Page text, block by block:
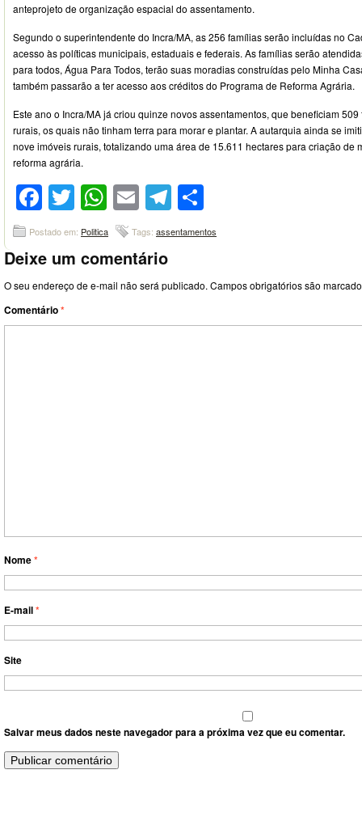
anteprojeto de organização espacial do assentamento.
Segundo o superintendente do Incra/MA, as 256 famílias serão incluídas no
acesso às políticas municipais, estaduais e federais. As famílias serão
para todos, Água Para Todos, terão suas moradias construídas pelo Minha
também passarão a ter acesso aos créditos do Programa de Reforma Agrária.
Este ano o Incra/MA já criou quinze novos assentamentos, que beneficiam
rurais, os quais não tinham terra para morar e plantar. A autarquia ainda se
nove imóveis rurais, totalizando uma área de 15.611 hectares para criação de
reforma agrária.
Facebook
Twitter
WhatsApp
EmailTelegram
Postado em: Politica Tags: assentamentos
Deixe um comentário
O seu endereço de e-mail não será publicado. Campos obrigatórios são
Comentário*
Nome*
E-mail*
Site
Salvar meus dados neste navegador para a próxima vez que eu comentar.